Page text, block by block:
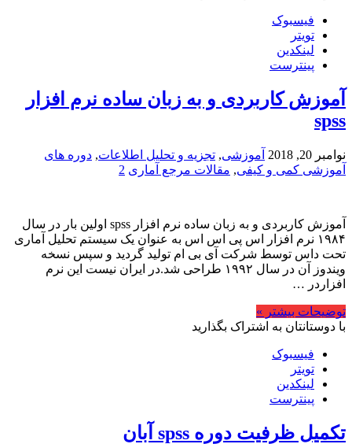
فیسبوک
تویتر
لینکدین
پینترست
آموزش کاربردی و به زبان ساده نرم افزار
spss
نوامبر 20, 2018 آموزشی, تجزیه و تحلیل اطلاعات, دوره های
آموزشی کمی و کیفی, مقالات مرجع آماری 2
آموزش کاربردی و به زبان ساده نرم افزار spss اولین بار در سال
۱۹۸۴ نرم افزار اس پی اس اس به عنوان یک سیستم تحلیل آماری
تحت داس توسط شرکت آی بی ام تولید گردید و سپس نسخه
ویندوز آن در سال ۱۹۹۲ طراحی شد.در ایران نیست این نرم
افزاردر …
توضیحات بیشتر »
با دوستانتان به اشتراک بگذارید
فیسبوک
تویتر
لینکدین
پینترست
تکمیل ظرفیت دوره spss آبان